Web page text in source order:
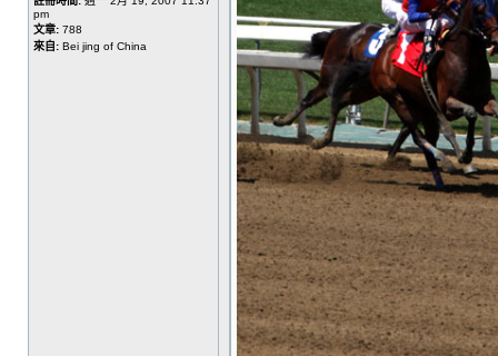
pm
文章: 788
來自: Bei jing of China